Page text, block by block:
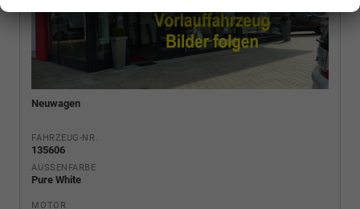
Neuwagen
FAHRZEUG-NR.
135606
AUSSENFARBE
Pure White
MOTOR